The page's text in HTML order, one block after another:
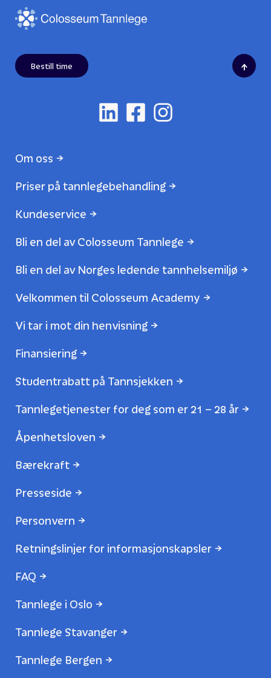
Bestill time
Om oss
Priser på tannlegebehandling
Kundeservice
Bli en del av Colosseum Tannlege
Bli en del av Norges ledende tannhelsemiljø
Velkommen til Colosseum Academy
Vi tar i mot din henvisning
Finansiering
Studentrabatt på Tannsjekken
Tannlegetjenester for deg som er 21 – 28 år
Åpenhetsloven
Bærekraft
Presseside
Personvern
Retningslinjer for informasjonskapsler
FAQ
Tannlege i Oslo
Tannlege Stavanger
Tannlege Bergen
↑